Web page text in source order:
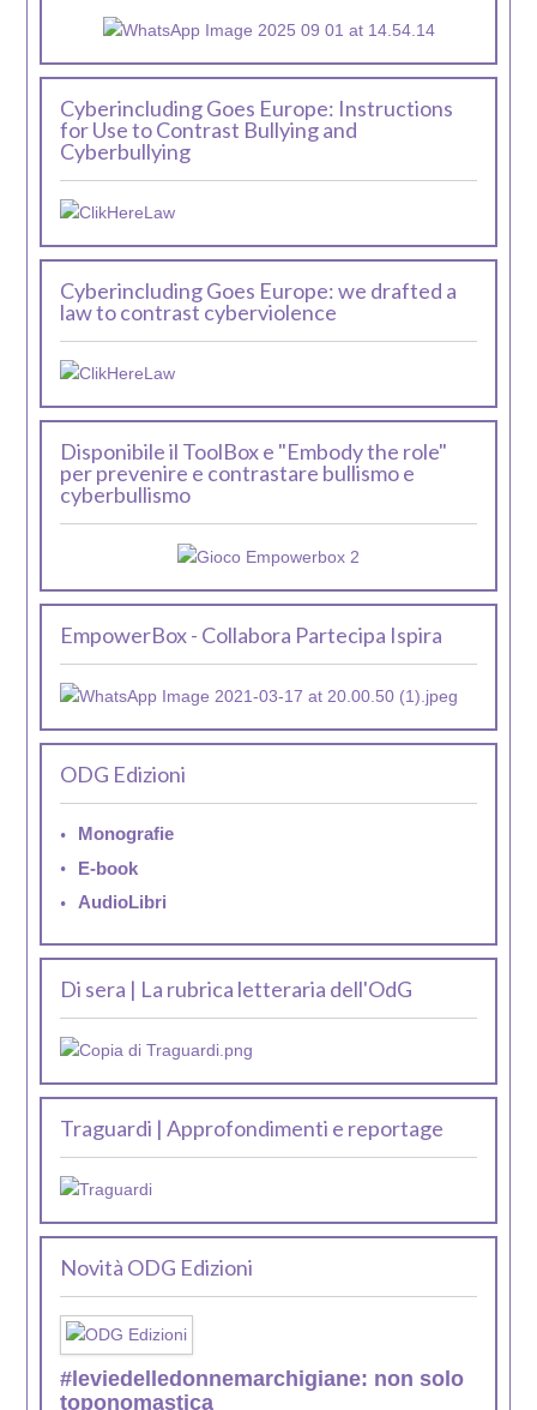
Cyberincluding Goes Europe: Instructions
for Use to Contrast Bullying and
Cyberbullying
Cyberincluding Goes Europe: we drafted a
law to contrast cyberviolence
Disponibile il ToolBox e "Embody the role"
per prevenire e contrastare bullismo e
cyberbullismo
EmpowerBox - Collabora Partecipa Ispira
ODG Edizioni
Monografie
E-book
AudioLibri
Di sera | La rubrica letteraria dell'OdG
Traguardi | Approfondimenti e reportage
Novità ODG Edizioni
#leviedelledonnemarchigiane: non solo
toponomastica